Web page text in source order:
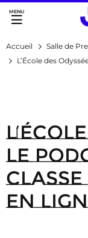
Accès direct :
Menu principal
Accueil
Salle de
L’École des
le
classe
en